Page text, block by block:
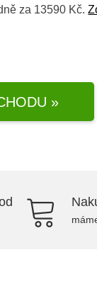
za 13590 Kč.
»